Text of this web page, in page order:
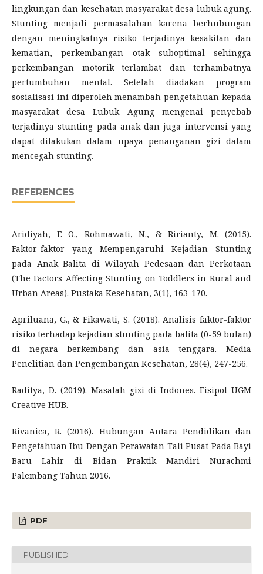
lingkungan dan kesehatan masyarakat desa lubuk agung.
Stunting menjadi permasalahan karena berhubungan
dengan meningkatnya risiko terjadinya kesakitan dan
kematian, perkembangan otak suboptimal sehingga
perkembangan motorik terlambat dan terhambatnya
pertumbuhan mental. Setelah diadakan program
sosialisasi ini diperoleh menambah pengetahuan kepada
masyarakat desa Lubuk Agung mengenai penyebab
terjadinya stunting pada anak dan juga intervensi yang
dapat dilakukan dalam upaya penanganan gizi dalam
mencegah stunting.
REFERENCES
Aridiyah, F. O., Rohmawati, N., & Ririanty, M. (2015).
Faktor-faktor yang Mempengaruhi Kejadian Stunting
pada Anak Balita di Wilayah Pedesaan dan Perkotaan
(The Factors Affecting Stunting on Toddlers in Rural and
Urban Areas). Pustaka Kesehatan, 3(1), 163-170.
Apriluana, G., & Fikawati, S. (2018). Analisis faktor-faktor
risiko terhadap kejadian stunting pada balita (0-59 bulan)
di negara berkembang dan asia tenggara. Media
Penelitian dan Pengembangan Kesehatan, 28(4), 247-256.
Raditya, D. (2019). Masalah gizi di Indones. Fisipol UGM
Creative HUB.
Rivanica, R. (2016). Hubungan Antara Pendidikan dan
Pengetahuan Ibu Dengan Perawatan Tali Pusat Pada Bayi
Baru Lahir di Bidan Praktik Mandiri Nurachmi
Palembang Tahun 2016.
PDF
PUBLISHED